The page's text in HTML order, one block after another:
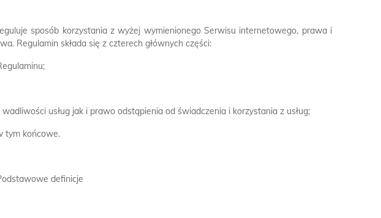
sposób korzystania z wyżej wymienionego Serwisu internetowego, prawa i
Regulamin składa się z czterech głównych części:
usług jak i prawo odstąpienia od świadczenia i korzystania z usług;
tym końcowe.
definicje